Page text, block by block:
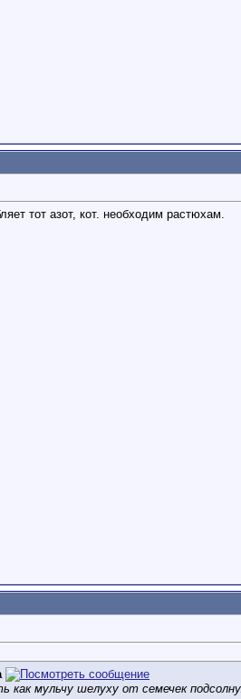
тот азот, кот. необходим растюхам.
как мульчу шелуху от семечек